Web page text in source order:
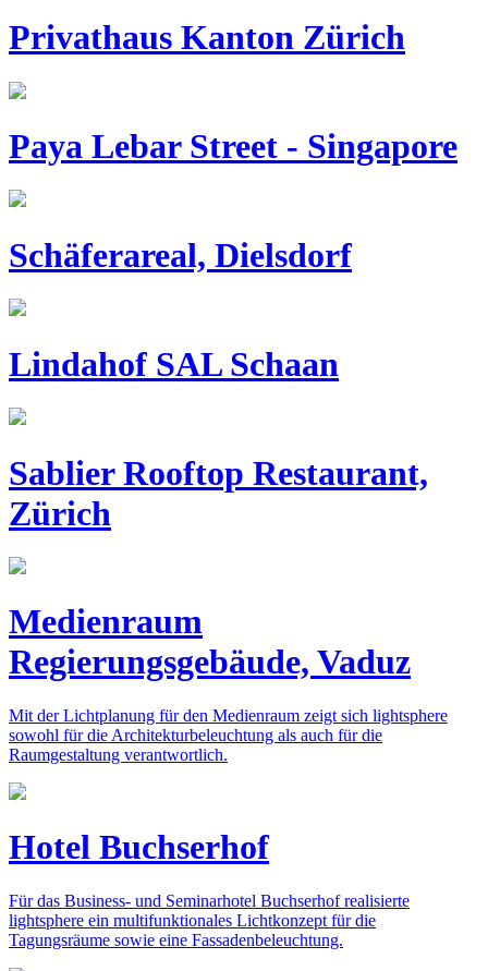
Privathaus Kanton Zürich
Paya Lebar Street - Singapore
Schäferareal, Dielsdorf
Lindahof SAL Schaan
Sablier Rooftop Restaurant,
Zürich
Medienraum
Regierungsgebäude, Vaduz
Mit der Lichtplanung für den Medienraum zeigt sich lightsphere
sowohl für die Architekturbeleuchtung als auch für die
Raumgestaltung verantwortlich.
Hotel Buchserhof
Für das Business- und Seminarhotel Buchserhof realisierte
lightsphere ein multifunktionales Lichtkonzept für die
Tagungsräume sowie eine Fassadenbeleuchtung.